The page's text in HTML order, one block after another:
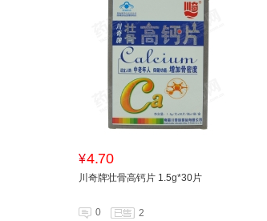
¥4.70
川奇牌壮骨高钙片 1.5g*30片
0 2